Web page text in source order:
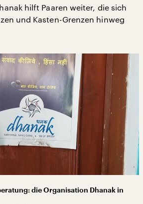
hilft Paaren weiter, die sich
und Kasten-Grenzen hinweg
die Organisation Dhanak in